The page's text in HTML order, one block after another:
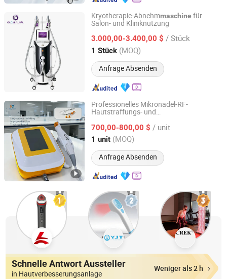
Kryotherapie-Abnehmmaschine für
Salon- und Kliniknutzung
3.000,00-3.400,00 $ / Stück
1 Stück (MOQ)
Anfrage Absenden
Beijing Globalipl Development Co., Ltd.
Beijing, China Seit 2009
Professionelles Mikronadel-RF-
Hautstraffungs- und
Schönheitsequipment
700,00-800,00 $ / unit
1 unit (MOQ)
Anfrage Absenden
Guangzhou Danye Optical Co., Ltd.
Guangdong, China Seit 2018
Schnelle Antwort Aussteller
in Hautverbesserungsanlage
Weniger als 2 h